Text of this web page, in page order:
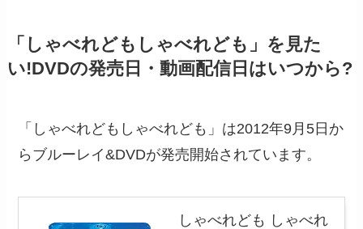
「しゃべれどもしゃべれども」を見た
い!DVDの発売日・動画配信日はいつから?
「しゃべれどもしゃべれども」は2012年9月5日か
らブルーレイ&DVDが発売開始されています。
しゃべれども しゃべれ